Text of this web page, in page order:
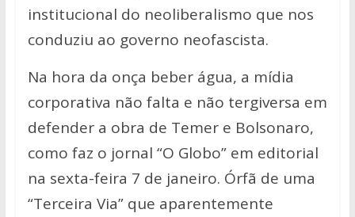
institucional do neoliberalismo que nos
conduziu ao governo neofascista.
Na hora da onça beber água, a mídia
corporativa não falta e não tergiversa em
defender a obra de Temer e Bolsonaro,
como faz o jornal “O Globo” em editorial
na sexta-feira 7 de janeiro. Órfã de uma
“Terceira Via” que aparentemente